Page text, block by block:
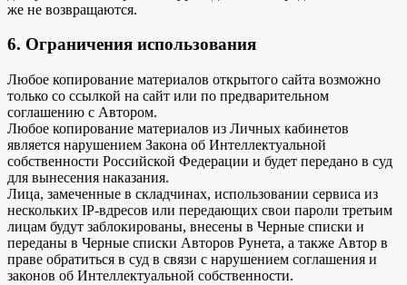
же не возвращаются.
6. Ограничения использования
Любое копирование материалов открытого сайта возможно
только со ссылкой на сайт или по предварительном
соглашению с Автором.
Любое копирование материалов из Личных кабинетов
является нарушением Закона об Интеллектуальной
собственности Российской Федерации и будет передано в суд
для вынесения наказания.
Лица, замеченные в складчинах, использовании сервиса из
нескольких IP-вдресов или передающих свои пароли третьим
лицам будут заблокированы, внесены в Черные списки и
переданы в Черные списки Авторов Рунета, а также Автор в
праве обратиться в суд в связи с нарушением соглашения и
законов об Интеллектуальной собственности.